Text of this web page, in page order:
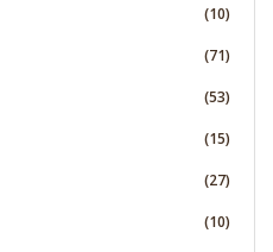
(10)
(71)
(53)
(15)
(27)
(10)